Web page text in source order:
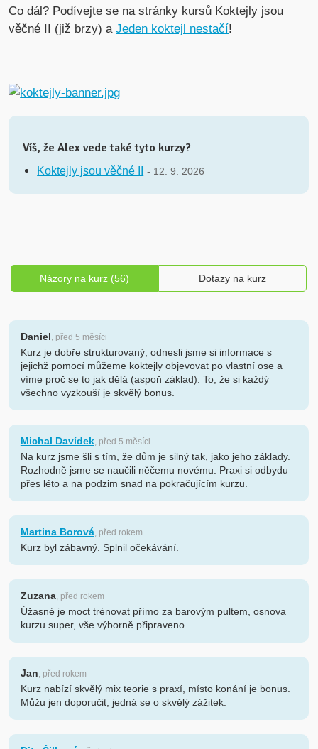
Co dál? Podívejte se na stránky kursů Koktejly jsou
věčné II (již brzy) aJeden koktejl nestačí!
Víš, že Alex vede také tyto kurzy?
Koktejly jsou věčné II - 12. 9. 2026
Názory na kurz (56) Dotazy na kurz
Daniel, před 5 měsíci
Kurz je dobře strukturovaný, odnesli jsme si informace s
jejichž pomocí můžeme koktejly objevovat po vlastní ose a
víme proč se to jak dělá (aspoň základ). To, že si každý
všechno vyzkouší je skvělý bonus.
Michal Davídek, před 5 měsíci
Na kurz jsme šli s tím, že dům je silný tak, jako jeho základy.
Rozhodně jsme se naučili něčemu novému. Praxi si odbydu
přes léto a na podzim snad na pokračujícím kurzu.
Martina Borová, před rokem
Kurz byl zábavný. Splnil očekávání.
Zuzana, před rokem
Úžasné je moct trénovat přímo za barovým pultem, osnova
kurzu super, vše výborně připraveno.
Jan, před rokem
Kurz nabízí skvělý mix teorie s praxí, místo konání je bonus.
Můžu jen doporučit, jedná se o skvělý zážitek.